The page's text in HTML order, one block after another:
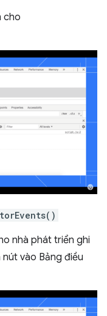
cho
nhà phát triển ghi
vào Bảng điều